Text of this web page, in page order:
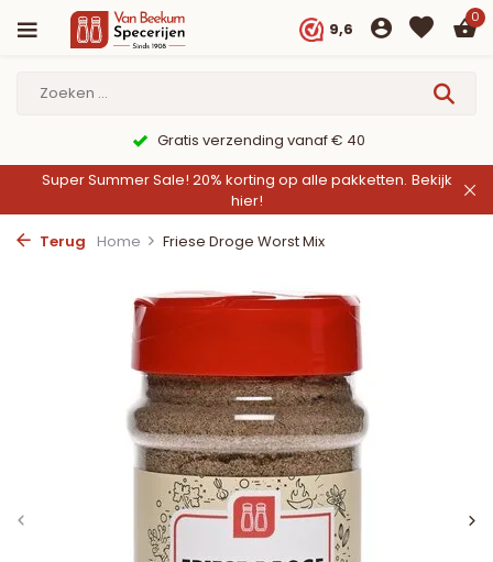
9,6
0
9,6/10 Webwinkelkeur ✔
Super Summer Sale! 20% korting op alle pakketten. Bekijk
hier!
Terug
Home Friese Droge Worst Mix